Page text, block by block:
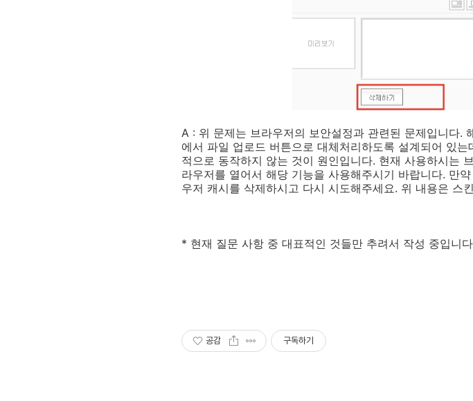
A : 위 문제는 브라우저의 보안설정과 관련된 문제입니다.
에서 파일 업로드 버튼으로 대체처리하도록 설계되어 있
적으로 동작하지 않는 것이 원인입니다. 현재 사용하시는
라우저를 열어서 해당 기능을 사용해주시기 바랍니다. 만
우저 캐시를 삭제하시고 다시 시도해주세요. 위 내용은 스
* 현재 질문 사항 중 대표적인 것들만 추려서 작성 중입니
공감 구독하기